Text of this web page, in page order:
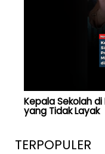
Kepala Sekolah
yang Tidak Layak
TERPOPULER